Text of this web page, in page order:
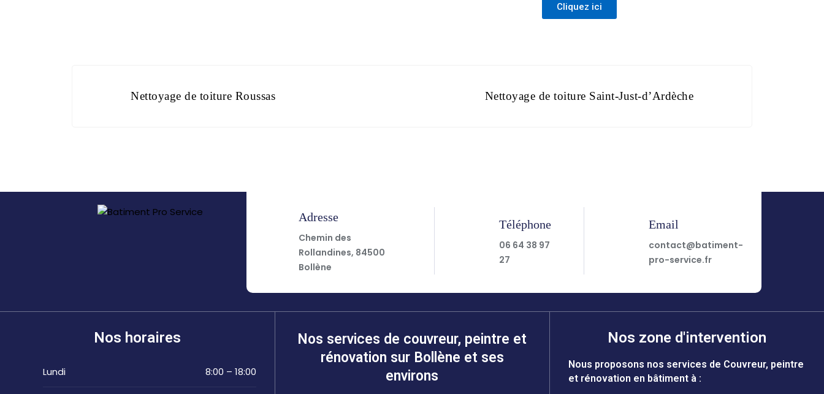
Cliquez ici
Nettoyage de toiture Roussas Nettoyage de toiture Saint-Just-d’Ardèche
Adresse
Chemin des
Rollandines, 84500
Bollène
Téléphone
06 64 38 97
27
Email
contact@batiment-
pro-service.fr
Nos horaires
Lundi 8:00 – 18:00
Nos services de couvreur, peintre et
rénovation sur Bollène et ses
environs
Nos zone d'intervention
Nous proposons nos services de Couvreur, peintre
et rénovation en bâtiment à :